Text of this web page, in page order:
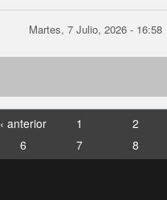
Martes, 7 Julio, 2026 - 16:58
‹ anterior 1 2
6 7 8